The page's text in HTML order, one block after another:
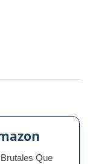
Que